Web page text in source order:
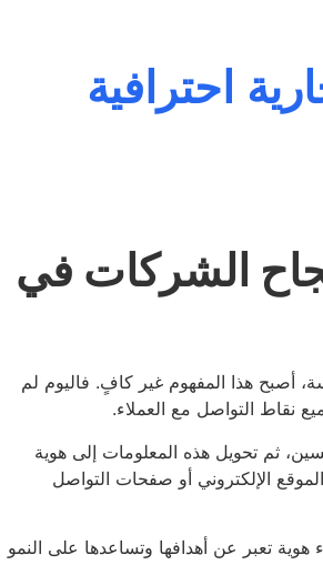
احترافية
الشركات في
أصبح هذا المفهوم غير كافٍ. فاليوم لم
نقاط التواصل مع العملاء.
ثم تحويل هذه المعلومات إلى هوية
الإلكتروني أو صفحات التواصل
هوية تعبر عن أهدافها وتساعدها على النمو